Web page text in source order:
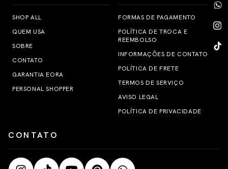
SHOP ALL
QUEM USA
SOBRE
CONTATO
GARANTIA EORA
PERSONAL SHOPPER
FORMAS DE PAGAMENTO
POLÍTICA DE TROCA E
REEMBOLSO
INFORMAÇÕES DE CONTATO
POLÍTICA DE FRETE
TERMOS DE SERVIÇO
AVISO LEGAL
POLÍTICA DE PRIVACIDADE
CONTATO